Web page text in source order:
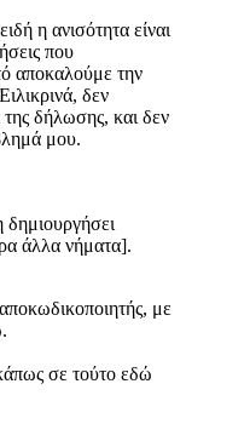
η ανισότητα είναι
που
αποκαλούμε την
δεν
δήλωσης, και δεν
μου.
δημιουργήσει
άλλα νήματα].
με
σε τούτο εδώ